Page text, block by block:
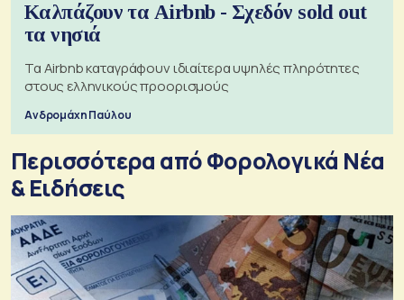
Καλπάζουν τα Airbnb - Σχεδόν sold out
τα νησιά
Τα Airbnb καταγράφουν ιδιαίτερα υψηλές πληρότητες
στους ελληνικούς προορισμούς
Ανδρομάχη Παύλου
Περισσότερα από Φορολογικά Νέα
& Eιδήσεις